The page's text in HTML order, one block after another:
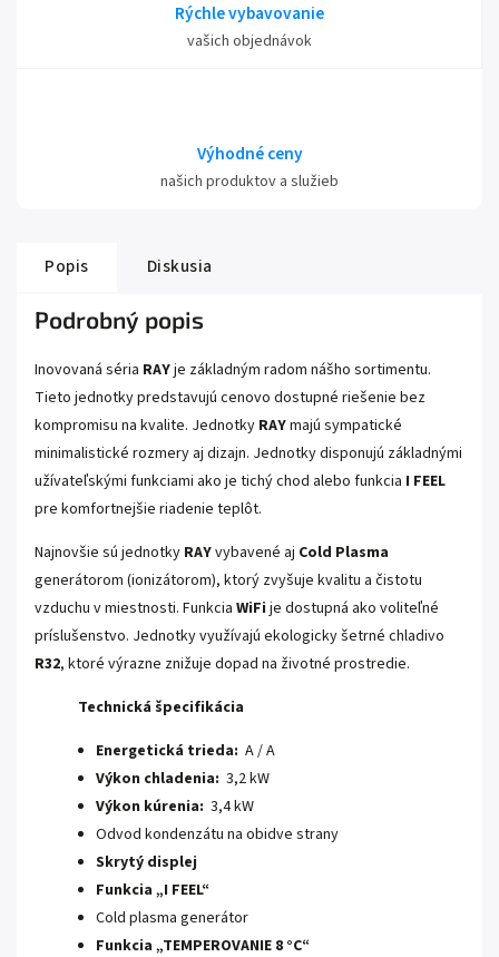
Rýchle vybavovanie
vašich objednávok
Výhodné ceny
našich produktov a služieb
Popis Diskusia
Podrobný popis
Inovovaná séria RAYje základným radom nášho sortimentu.
Tieto jednotky predstavujú cenovo dostupné riešenie bez
kompromisu na kvalite. Jednotky RAYmajú sympatické
minimalistické rozmery aj dizajn. Jednotky disponujú základnými
užívateľskými funkciami ako je tichý chod alebo funkcia I FEEL
pre komfortnejšie riadenie teplôt.
Najnovšie sú jednotky RAYvybavené aj Cold Plasma
generátorom (ionizátorom), ktorý zvyšuje kvalitu a čistotu
vzduchu v miestnosti. Funkcia WiFi je dostupná ako voliteľné
príslušenstvo. Jednotky využívajú ekologicky šetrné chladivo
R32, ktoré výrazne znižuje dopad na životné prostredie.
Technická špecifikácia
Energetická trieda: A / A
Výkon chladenia: 3,2 kW
Výkon kúrenia: 3,4 kW
Odvod kondenzátu na obidve strany
Skrytý displej
Funkcia „I FEEL“
Cold plasma generátor
Funkcia „TEMPEROVANIE 8 °C“